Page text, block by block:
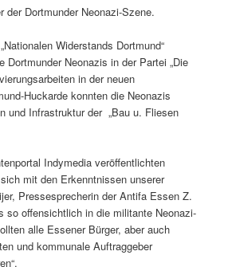
der Dortmunder Neonazi-Szene.
Widerstands Dortmund“
Dortmunder Neonazis in der Partei „Die
in der neuen
Huckarde konnten die Neonazis
und Infrastruktur der „Bau u. Fliesen
Indymedia veröffentlichten
mit den Erkenntnissen unserer
Pressesprecherin der Antifa Essen Z.
so offensichtlich in die militante Neonazi-
alle Essener Bürger, aber auch
und kommunale Auftraggeber